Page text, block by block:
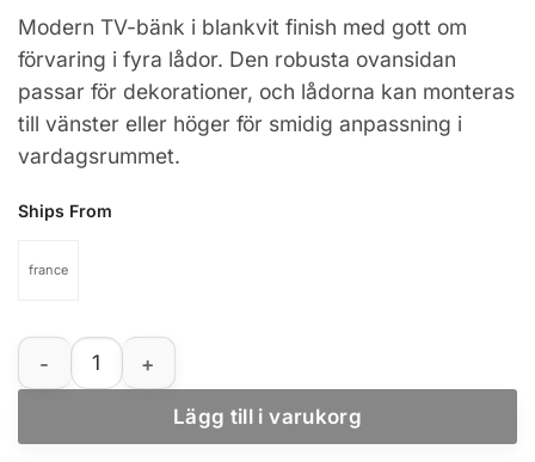
Modern TV-bänk i blankvit finish med gott om
förvaring i fyra lådor. Den robusta ovansidan
passar för dekorationer, och lådorna kan monteras
till vänster eller höger för smidig anpassning i
vardagsrummet.
Ships From
france
Blankvit TV-bänk 100x35,5x45 cm i konstruerat trä med
Lägg till i varukorg